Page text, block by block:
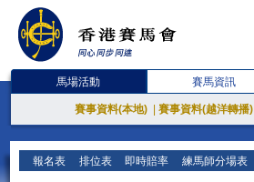
馬場活動 賽馬資訊
賽事資料(本地) 賽事資料(越洋轉播)
報名表 排位表 即時賠率 練馬師分場表